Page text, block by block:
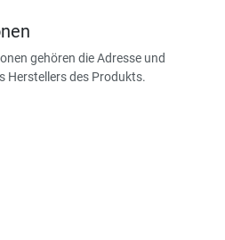
gehören die Adresse und
Herstellers des Produkts.